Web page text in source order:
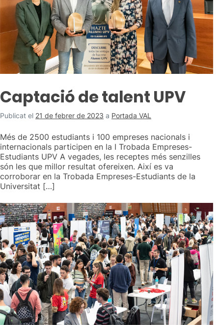
Captació de talent UPV
Publicat el 21 de febrer de 2023 a Portada VAL
Més de 2500 estudiants i 100 empreses nacionals i
internacionals participen en la I Trobada Empreses-
Estudiants UPV A vegades, les receptes més senzilles
són les que millor resultat ofereixen. Així es va
corroborar en la Trobada Empreses-Estudiants de la
Universitat […]